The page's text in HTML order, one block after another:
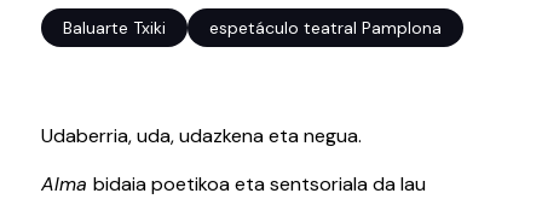
Baluarte Txiki espetáculo teatral Pamplona
Udaberria, uda, udazkena eta negua.
Alma bidaia poetikoa eta sentsoriala da lau